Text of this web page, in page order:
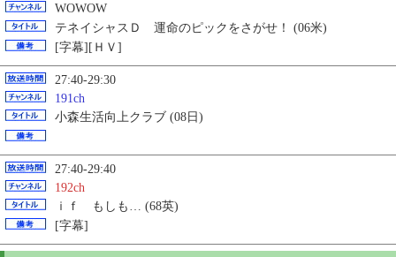
WOWOW
テネイシャスＤ 運命のピックをさがせ！ (06米)
[字幕][ＨＶ]
27:40-29:30
191ch
小森生活向上クラブ (08日)
27:40-29:40
192ch
ｉｆ もしも… (68英)
[字幕]